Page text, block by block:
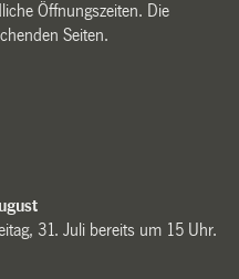
Öffnungszeiten. Die
Seiten.
31. Juli bereits um 15 Uhr.